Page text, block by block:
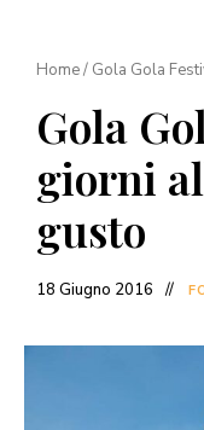
Home/ Gola Gola
Gola
giorni
gusto
18 Giugno 2016